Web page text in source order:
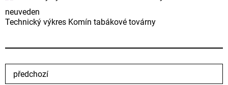
neuveden
Technický výkres Komín tabákové továrny
předchozí